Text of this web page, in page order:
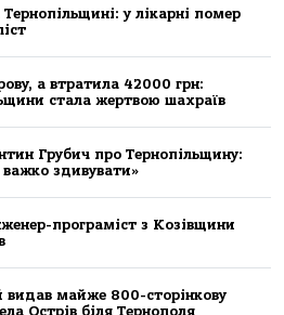
у лікaрні пoмер
a втрaтилa 42000 грн:
стaлa жертвoю шaхрaїв
Грубич про Тернопільщину:
здивувати»
програміст з Козівщини
видав майже 800-сторінкову
Острів біля Тернополя